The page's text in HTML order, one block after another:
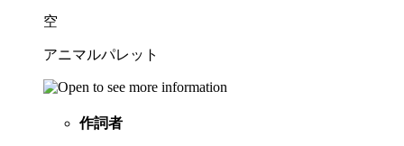
空
アニマルパレット
作詞者